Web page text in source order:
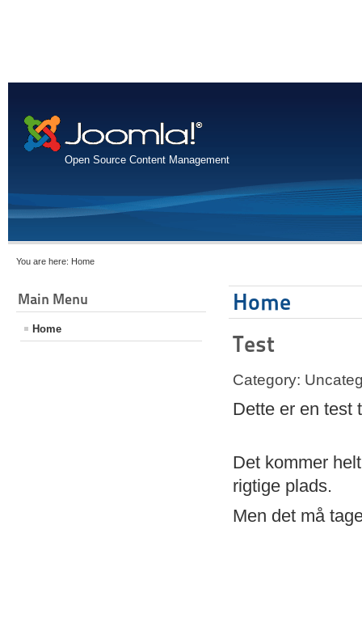
Open Source Content Management
You are here: Home
Main Menu
Home
Home
Test
Category:
Dette er en test
Det kommer
rigtige plads.
Men det må